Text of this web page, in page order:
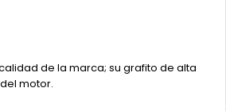
de la marca; su grafito de alta
motor.